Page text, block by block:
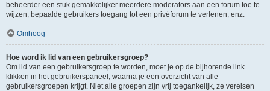
beheerder een stuk gemakkelijker meerdere moderators aan een forum toe te
wijzen, bepaalde gebruikers toegang tot een privéforum te verlenen, enz.
Omhoog
Hoe word ik lid van een gebruikersgroep?
Om lid van een gebruikersgroep te worden, moet je op de bijhorende link
klikken in het gebruikerspaneel, waarna je een overzicht van alle
gebruikersgroepen krijgt. Niet alle groepen zijn vrij toegankelijk, ze vereisen